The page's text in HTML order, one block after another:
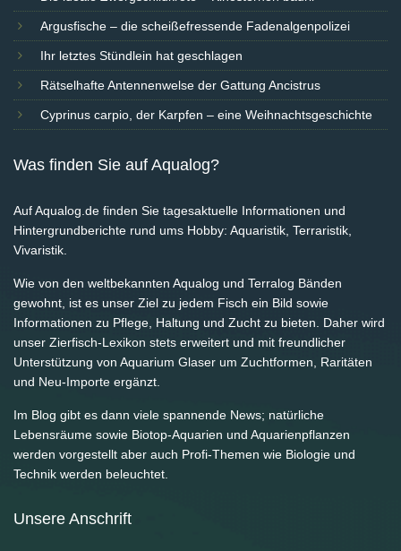
Argusfische – die scheißefressende Fadenalgenpolizei
Ihr letztes Stündlein hat geschlagen
Rätselhafte Antennenwelse der Gattung Ancistrus
Cyprinus carpio, der Karpfen – eine Weihnachtsgeschichte
Was finden Sie auf Aqualog?
Auf Aqualog.de finden Sie tagesaktuelle Informationen und
Hintergrundberichte rund ums Hobby: Aquaristik, Terraristik,
Vivaristik.
Wie von den weltbekannten Aqualog und Terralog Bänden
gewohnt, ist es unser Ziel zu jedem Fisch ein Bild sowie
Informationen zu Pflege, Haltung und Zucht zu bieten. Daher wird
unser Zierfisch-Lexikon stets erweitert und mit freundlicher
Unterstützung von Aquarium Glaser um Zuchtformen, Raritäten
und Neu-Importe ergänzt.
Im Blog gibt es dann viele spannende News; natürliche
Lebensräume sowie Biotop-Aquarien und Aquarienpflanzen
werden vorgestellt aber auch Profi-Themen wie Biologie und
Technik werden beleuchtet.
Unsere Anschrift